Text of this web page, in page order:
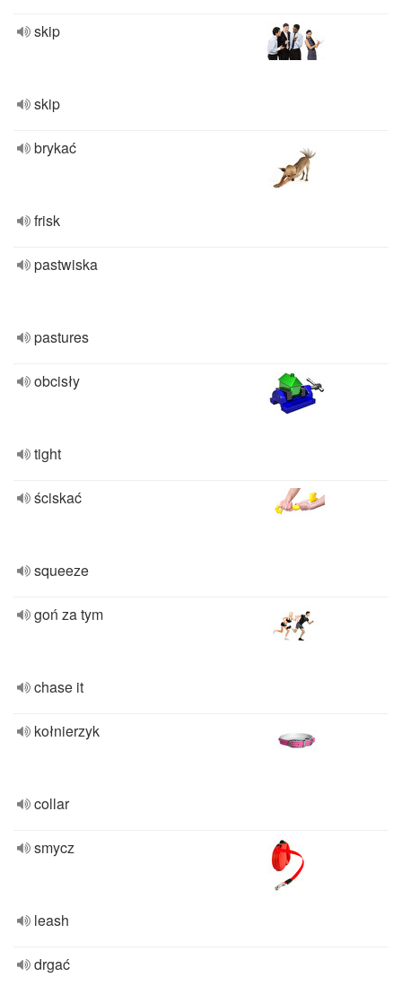
skip
skip
brykać
frisk
pastwiska
pastures
obcisły
tight
ściskać
squeeze
goń za tym
chase it
kołnierzyk
collar
smycz
leash
drgać